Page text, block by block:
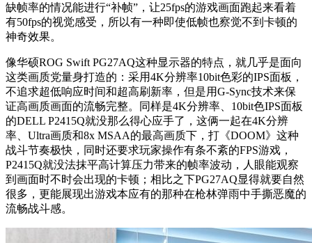
缺帧率的情况能进行“补帧”，让25fps的游戏画面跑起来看着
有50fps的视觉感受，所以有一种即使低帧也察觉不到卡顿的
神奇效果。
像华硕ROG Swift PG27AQ这种显示器的特点，就几乎是面向
这类画质党量身打造的：采用4K分辨率10bit色彩的IPS面板，
不追求超低响应时间和超高刷新率，但是用G-Sync技术来保
证高画质画面的流畅完整。同样是4K分辨率、10bit色IPS面板
的DELL P2415Q就没那么得心应手了，这俩一起在4K分辨
率、Ultra画质和8x MSAA的最高画质下，打《DOOM》这种
战斗节奏极快，同时还要求玩家操作有条不紊的FPS游戏，
P2415Q就没法抹平高计算压力带来的帧率波动，人眼能观察
到画面时不时会出现的卡顿；相比之下PG27AQ显得就要自然
很多，更能展现出游戏本应有的那种在枪林弹雨中手撕恶魔的
流畅战斗感。